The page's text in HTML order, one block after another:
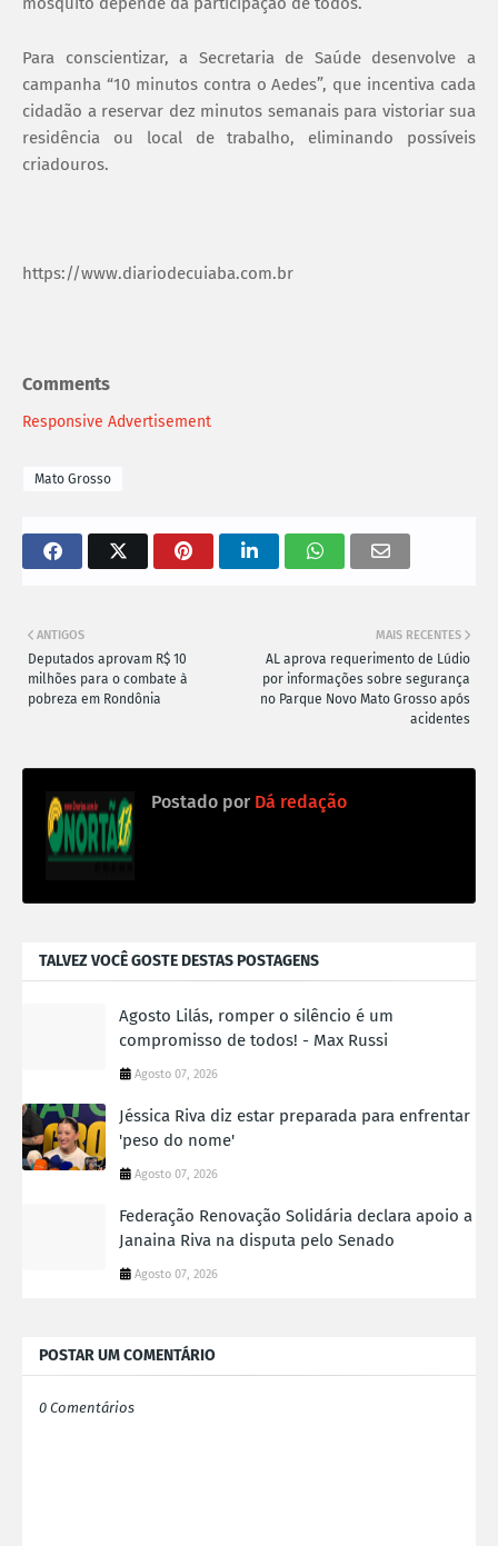
Para conscientizar, a Secretaria de Saúde desenvolve a
campanha “10 minutos contra o Aedes”, que incentiva cada
cidadão a reservar dez minutos semanais para vistoriar sua
residência ou local de trabalho, eliminando possíveis
criadouros.
https://www.diariodecuiaba.com.br
Comments
Responsive Advertisement
Mato Grosso
MAIS RECENTES
AL aprova requerimento de Lúdio
por informações sobre segurança
no Parque Novo Mato Grosso após
acidentes
ANTIGOS
Deputados aprovam R$ 10
milhões para o combate à
pobreza em Rondônia
Postado por Dá redação
TALVEZ VOCÊ GOSTE DESTAS POSTAGENS
Agosto Lilás, romper o silêncio é um
compromisso de todos! - Max Russi
Agosto 07, 2026
Jéssica Riva diz estar preparada para enfrentar
'peso do nome'
Agosto 07, 2026
Federação Renovação Solidária declara apoio a
Janaina Riva na disputa pelo Senado
Agosto 07, 2026
POSTAR UM COMENTÁRIO
0 Comentários